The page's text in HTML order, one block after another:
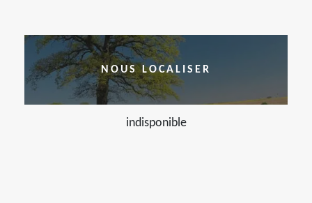
NOUS LOCALISER
indisponible